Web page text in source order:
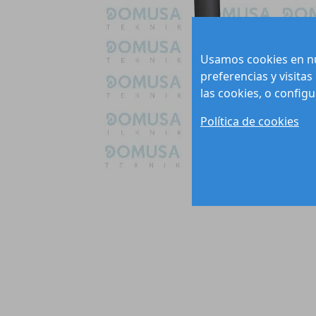
Usamos cookies en
preferencias y
las cookies, o
Política de cookies